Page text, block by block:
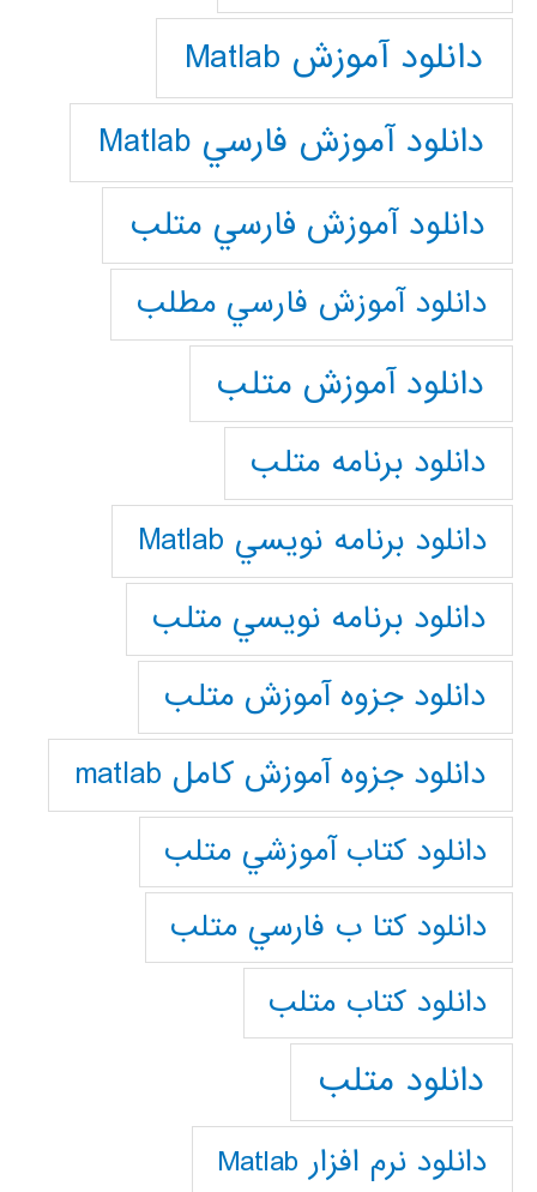
دانلود آموزش Matlab
دانلود آموزش فارسي Matlab
دانلود آموزش فارسي متلب
دانلود آموزش فارسي مطلب
دانلود آموزش متلب
دانلود برنامه متلب
دانلود برنامه نويسي Matlab
دانلود برنامه نويسي متلب
دانلود جزوه آموزش متلب
دانلود جزوه آموزش کامل matlab
دانلود كتاب آموزشي متلب
دانلود كتا ب فارسي متلب
دانلود كتاب متلب
دانلود متلب
دانلود نرم افزار Matlab